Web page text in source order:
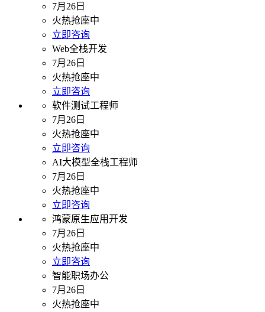
7月26日
火热抢座中
立即咨询
Web全栈开发
7月26日
火热抢座中
立即咨询
软件测试工程师
7月26日
火热抢座中
立即咨询
AI大模型全栈工程师
7月26日
火热抢座中
立即咨询
鸿蒙原生应用开发
7月26日
火热抢座中
立即咨询
智能职场办公
7月26日
火热抢座中